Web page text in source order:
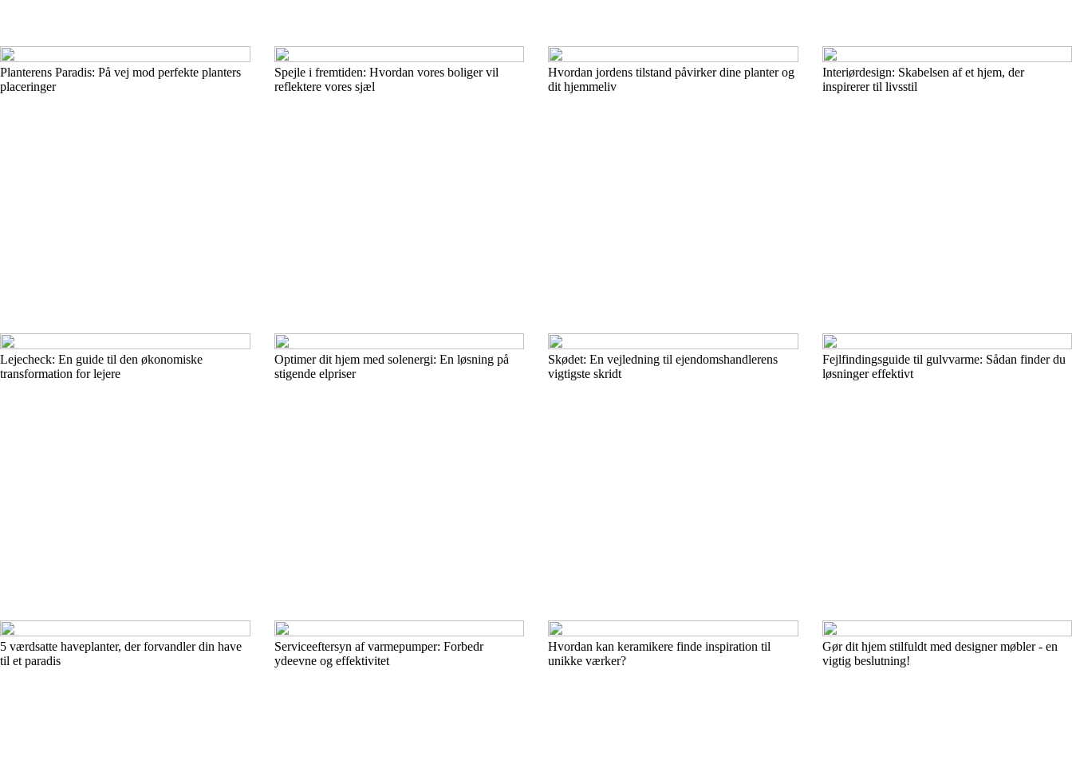
Planterens Paradis: På vej mod perfekte planters
placeringer
Spejle i fremtiden: Hvordan vores boliger vil
reflektere vores sjæl
Hvordan jordens tilstand påvirker dine planter og
dit hjemmeliv
Interiørdesign: Skabelsen af et hjem, der
inspirerer til livsstil
Lejecheck: En guide til den økonomiske
transformation for lejere
Optimer dit hjem med solenergi: En løsning på
stigende elpriser
Skødet: En vejledning til ejendomshandlerens
vigtigste skridt
Fejlfindingsguide til gulvvarme: Sådan finder du
løsninger effektivt
5 værdsatte haveplanter, der forvandler din have
til et paradis
Serviceeftersyn af varmepumper: Forbedr
ydeevne og effektivitet
Hvordan kan keramikere finde inspiration til
unikke værker?
Gør dit hjem stilfuldt med designer møbler - en
vigtig beslutning!